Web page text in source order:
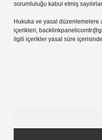
sorumluluğu kabul etmiş
Hukuka ve yasal düzenlemelere
içerikleri,
ilgili içerikler yasal süre içerisinde